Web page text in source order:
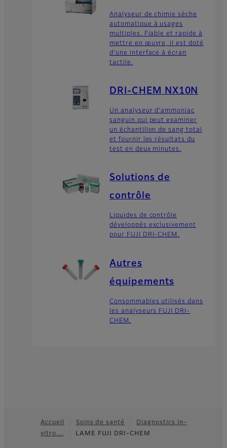
Analyseur de chimie sèche
automatique à usages
multiples. Fiable et rapide à
mettre en œuvre, il est doté
d’une interface à écran
tactile.
DRI-CHEM NX10N
Un analyseur d’ammoniac
sanguin qui peut examiner
un échantillon de sang total
et fournir les résultats du
test en deux minutes.
Solutions de
contrôle
Liquides de contrôle
développés exclusivement
pour FUJI DRI-CHEM.
Autres
équipements
Consommables utilisés dans
les analyseurs FUJI DRI-
CHEM.
Footer
Accueil Soins de santé
Diagnostics in-
vitro…
LAME FUJI DRI-CHEM